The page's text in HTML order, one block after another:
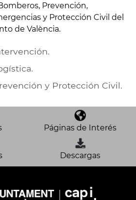
Prevención,
y Protección Civil del
de València.
y Protección Civil.
Páginas de Interés
Descargas